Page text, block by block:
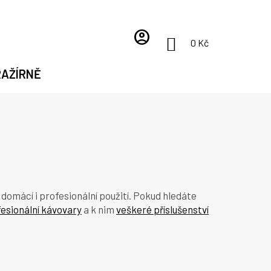
account_circle
NÁKUPNÍ
0 Kč
i profesionální použití. Pokud hledáte
kávovary a k nim veškeré příslušenství